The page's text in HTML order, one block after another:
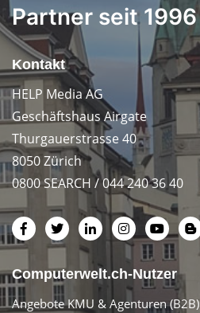
Partner seit 1996
Kontakt
HELP Media AG
Geschäftshaus Airgate
Thurgauerstrasse 40
8050 Zürich
0800 SEARCH / 044 240 36 40
Computerwelt.ch-Nutzer
Angebote KMU & Agenturen (B2B)